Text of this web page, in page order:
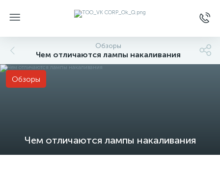
Обзоры
Чем отличаются лампы накаливания
Чем отличаются лампы накаливания
Обзоры